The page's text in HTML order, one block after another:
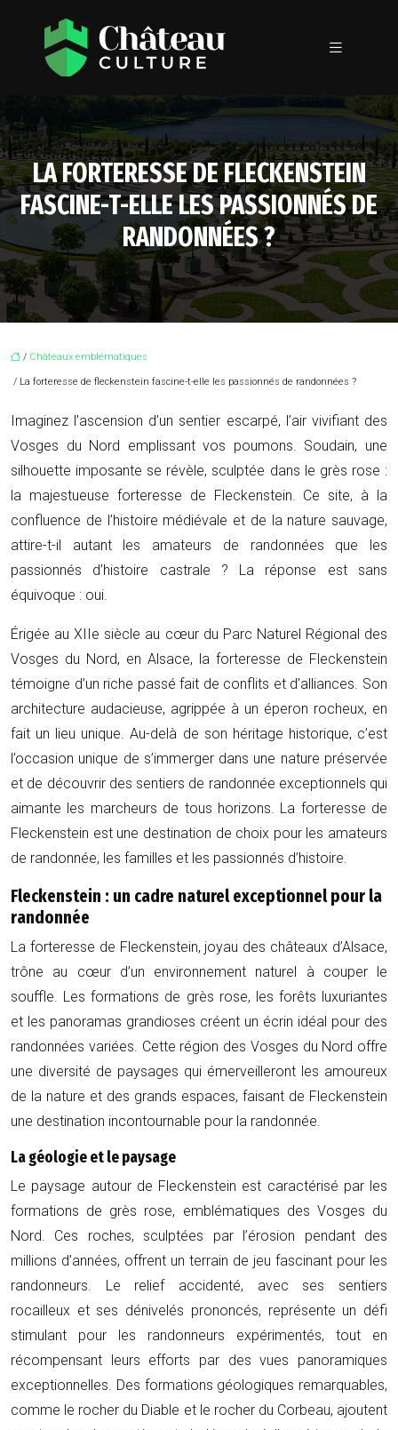
LA FORTERESSE DE FLECKENSTEIN
FASCINE-T-ELLE LES PASSIONNÉS DE
RANDONNÉES ?
/ Châteaux emblématiques
/ La forteresse de fleckenstein fascine-t-elle les passionnés de randonnées ?
Imaginez l’ascension d’un sentier escarpé, l’air vivifiant des
Vosges du Nord emplissant vos poumons. Soudain, une
silhouette imposante se révèle, sculptée dans le grès rose :
la majestueuse forteresse de Fleckenstein. Ce site, à la
confluence de l’histoire médiévale et de la nature sauvage,
attire-t-il autant les amateurs de randonnées que les
passionnés d’histoire castrale ? La réponse est sans
équivoque : oui.
Érigée au XIIe siècle au cœur du Parc Naturel Régional des
Vosges du Nord, en Alsace, la forteresse de Fleckenstein
témoigne d’un riche passé fait de conflits et d’alliances. Son
architecture audacieuse, agrippée à un éperon rocheux, en
fait un lieu unique. Au-delà de son héritage historique, c’est
l’occasion unique de s’immerger dans une nature préservée
et de découvrir des sentiers de randonnée exceptionnels qui
aimante les marcheurs de tous horizons. La forteresse de
Fleckenstein est une destination de choix pour les amateurs
de randonnée, les familles et les passionnés d’histoire.
Fleckenstein : un cadre naturel exceptionnel pour la
randonnée
La forteresse de Fleckenstein, joyau des châteaux d’Alsace,
trône au cœur d’un environnement naturel à couper le
souffle. Les formations de grès rose, les forêts luxuriantes
et les panoramas grandioses créent un écrin idéal pour des
randonnées variées. Cette région des Vosges du Nord offre
une diversité de paysages qui émerveilleront les amoureux
de la nature et des grands espaces, faisant de Fleckenstein
une destination incontournable pour la randonnée.
La géologie et le paysage
Le paysage autour de Fleckenstein est caractérisé par les
formations de grès rose, emblématiques des Vosges du
Nord. Ces roches, sculptées par l’érosion pendant des
millions d’années, offrent un terrain de jeu fascinant pour les
randonneurs. Le relief accidenté, avec ses sentiers
rocailleux et ses dénivelés prononcés, représente un défi
stimulant pour les randonneurs expérimentés, tout en
récompensant leurs efforts par des vues panoramiques
exceptionnelles. Des formations géologiques remarquables,
comme le rocher du Diable et le rocher du Corbeau, ajoutent